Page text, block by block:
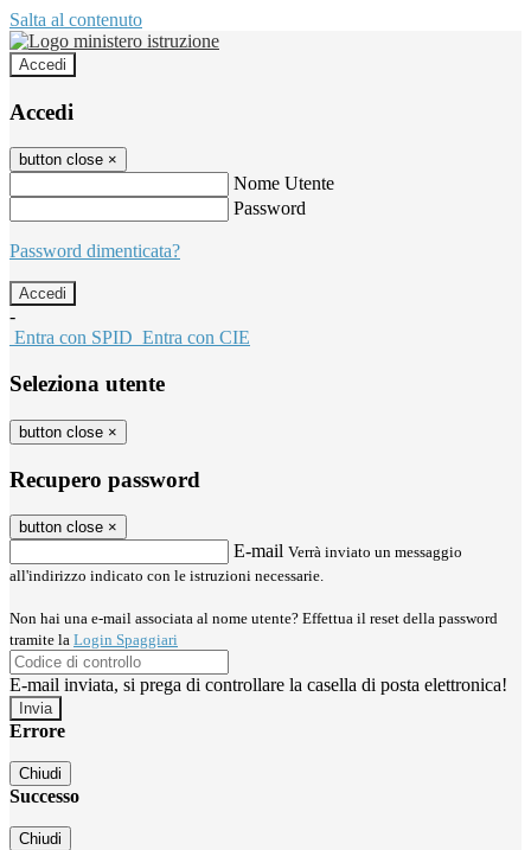
Salta al contenuto
Accedi
Accedi
button close ×
Nome Utente
Password
Password dimenticata?
-
Entra con SPID Entra con CIE
Seleziona utente
button close ×
Recupero password
button close ×
E-mail Verrà inviato un messaggio
all'indirizzo indicato con le istruzioni necessarie.
Non hai una e-mail associata al nome utente? Effettua il reset della password
tramite la Login Spaggiari
E-mail inviata, si prega di controllare la casella di posta elettronica!
Errore
Chiudi
Successo
Chiudi